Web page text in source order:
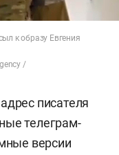
к образу Евгения
/
писателя
телеграм-
версии